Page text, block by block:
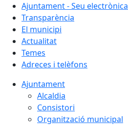
Ajuntament - Seu electrònica
Transparència
El municipi
Actualitat
Temes
Adreces i telèfons
Ajuntament
Alcaldia
Consistori
Organització municipal